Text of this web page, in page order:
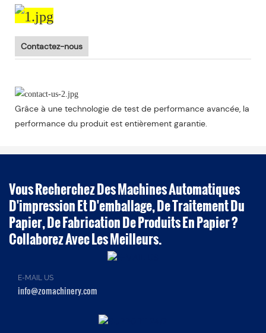
Contactez-nous
Grâce à une technologie de test de performance avancée, la
performance du produit est entièrement garantie.
Vous Recherchez Des Machines Automatiques
D'impression Et D'emballage, De Traitement Du
Papier, De Fabrication De Produits En Papier ?
Collaborez Avec Les Meilleurs.
E-MAIL US
info@zomachinery.com